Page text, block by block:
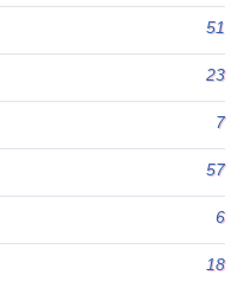
51
23
7
57
6
18